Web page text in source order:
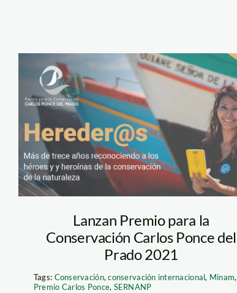
premio-carlos-
ponce-2021
Lanzan Premio para la
Conservación Carlos Ponce del
Prado 2021
Tags: Conservación,conservación internacional, Minam,
Premio Carlos Ponce, SERNANP